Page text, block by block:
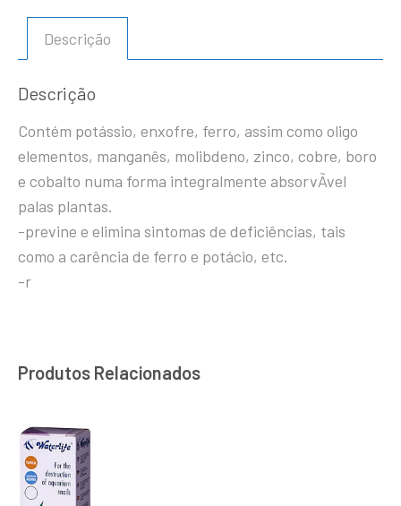
Descrição
Descrição
Contém potássio, enxofre, ferro, assim como oligo
elementos, manganês, molibdeno, zinco, cobre, boro
e cobalto numa forma integralmente absorvÃ­vel
palas plantas.
-previne e elimina sintomas de deficiências, tais
como a carência de ferro e potácio, etc.
-r
Produtos Relacionados